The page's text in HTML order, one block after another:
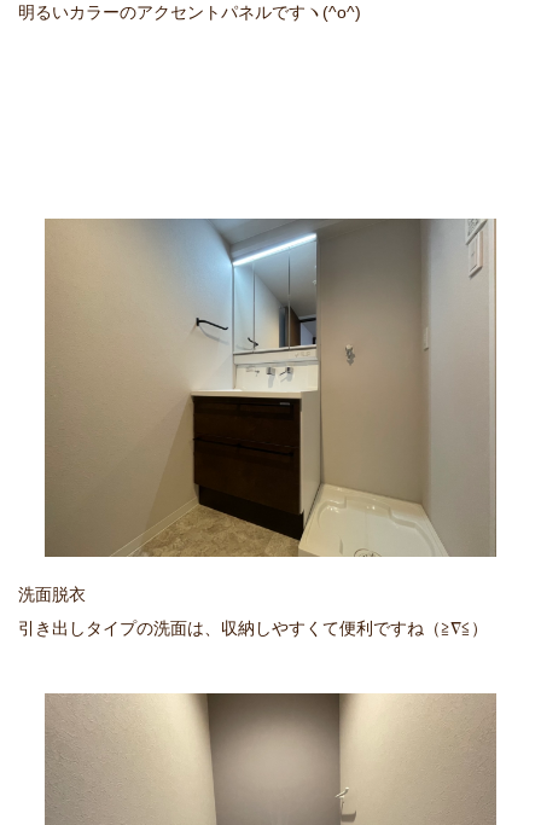
明るいカラーのアクセントパネルですヽ(^o^)
洗面脱衣
引き出しタイプの洗面は、収納しやすくて便利ですね（≧∇≦）